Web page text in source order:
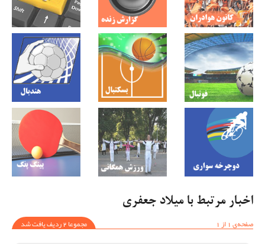
اخبار مرتبط با میلاد جعفری
صفحه‌ی 1 از 1
مجموعا 2 ردیف یافت شد